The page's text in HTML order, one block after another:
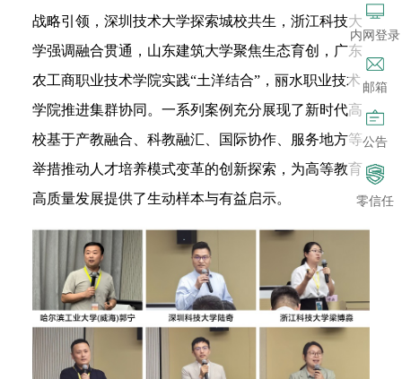
内网登录
邮箱
公告
零信任
战略引领，深圳技术大学探索城校共生，浙江科技大
学强调融合贯通，山东建筑大学聚焦生态育创，广东
农工商职业技术学院实践“土洋结合”，丽水职业技术
学院推进集群协同。一系列案例充分展现了新时代高
校基于产教融合、科教融汇、国际协作、服务地方等
举措推动人才培养模式变革的创新探索，为高等教育
高质量发展提供了生动样本与有益启示。